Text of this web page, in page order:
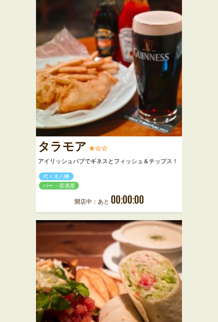
タラモア ★☆☆
アイリッシュパブでギネスとフィッシュ＆チップス！
代々木八幡
バー・居酒屋
開店中：あと 00:00:00